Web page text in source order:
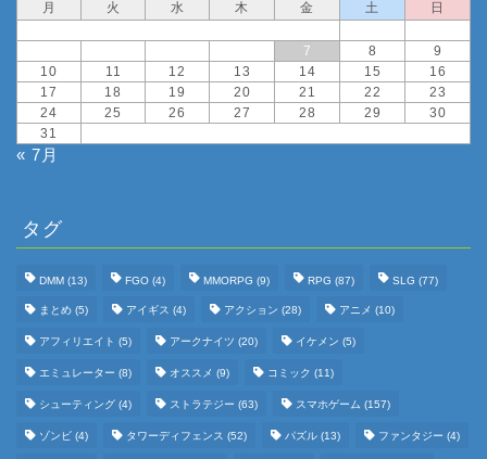
月
火 水 木 金 土
日
7 8
9
10
11 12 13 14 15
16
17
18 19 20 21 22
23
24
25 26 27 28 29
30
31
« 7月
タグ
DMM (13) FGO (4) MMORPG (9) RPG (87) SLG (77)
まとめ (5) アイギス (4) アクション (28) アニメ (10)
アフィリエイト (5) アークナイツ (20) イケメン (5)
エミュレーター (8) オススメ (9) コミック (11)
シューティング (4) ストラテジー (63) スマホゲーム (157)
ゾンビ (4) タワーディフェンス (52) パズル (13) ファンタジー (4)